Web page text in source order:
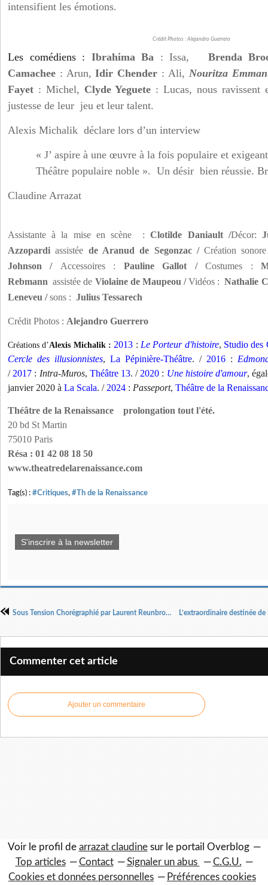
intensifient les émotions.
Crédit Photos : Alejandro Guerrero
Les comédiens : Ibrahima Ba : Issa,
Brenda
Camachee : Arun,Idir Chender : Ali, Nouritza
Fayet : Michel, Clyde Yeguete : Lucas, nous ravissent
justesse de leur jeu et leur talent.
Alexis Michalik déclare lors d’un interview
« J’ aspire à une œuvre à la fois populaire et
Théâtre populaire noble ». Un désir bien réussie.
Claudine Arrazat
Assistante à la mise en scène :Clotilde Daniault /Décor:
Azzopardiassistée de Aranud de Segonzac /Création
Johnson / Accessoires : Pauline Gallot /Costumes :
Rebmann assistée de Violaine de Maupeou /Vidéos : Nathalie
Leneveu /sons : Julius Tessarech
Crédit Photos : Alejandro Guerrero
Créations d’Alexis Michalik :2013 : Le Porteur d'histoire, Studio des
Cercle des illusionnistes, La Pépinière-Théâtre. / 2016 :
/ 2017 : Intra-Muros, Théâtre 13. / 2020 : Une histoire d'amour,
janvier 2020 à La Scala. / 2024 : Passeport, Théâtre de la
Théâtre de la Renaissance prolongation tout l'été.
20 bd St Martin
75010 Paris
Résa : 01 42 08 18 50
www.theatredelarenaissance.com
Tag(s) : #Critiques, #Th de la Renaissance
S'inscrire à la newsletter
Sous Tension Chorégraphié par Laurent Reunbrouck Par la compagnie DTS
Commenter cet article
Ajouter un commentaire
Voir le profil de arrazat claudinesur le portail Overblog
Top articles
Contact Signaler un abus
C.G.U.
Cookies et données personnelles
Préférences cookies